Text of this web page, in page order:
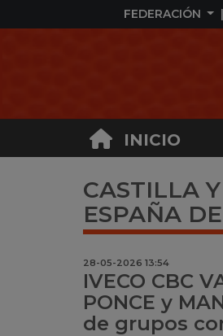
FEDERACIÓN
INICIO
CASTILLA
ESPAÑA
28-05-2026 13:54
IVECO CBC
PONCE y
de grupos